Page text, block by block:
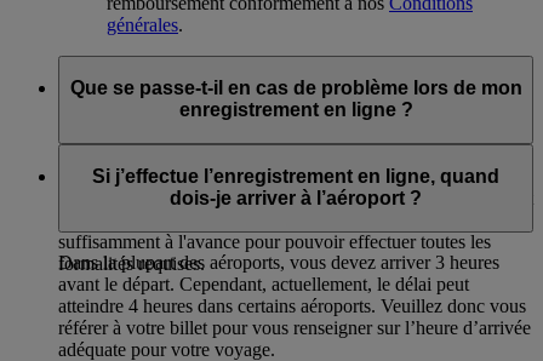
générales.
Que se passe-t-il en cas de problème lors de mon
enregistrement en ligne ?
raison quelconque, vous ne pouvez pas terminer votre
enregistrement en ligne, vous devez vous rendre à l'aéroport et
suffisamment à l'avance pour pouvoir effectuer toutes les
formalités requises.
Si j’effectue l’enregistrement en ligne, quand
dois-je arriver à l’aéroport ?
Dans la plupart des aéroports, vous devez arriver 3 heures
avant le départ. Cependant, actuellement, le délai peut
atteindre 4 heures dans certains aéroports. Veuillez donc vous
référer à votre billet pour vous renseigner sur l’heure d’arrivée
adéquate pour votre voyage.